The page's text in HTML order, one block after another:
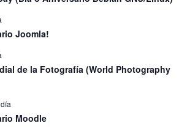
Joomla!
de la Fotografía (World Photography
Moodle